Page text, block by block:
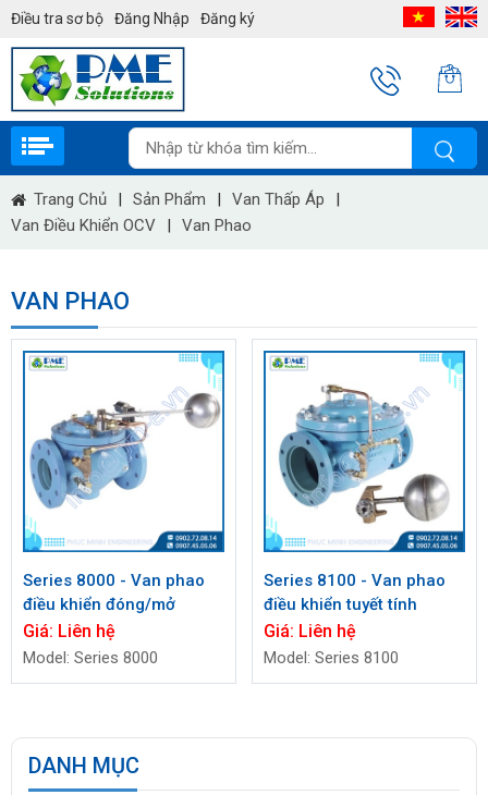
Điều tra sơ bộ Đăng Nhập Đăng ký
Trang Chủ | Sản Phẩm | Van Thấp Áp
|
Van Điều Khiển OCV
| Van Phao
VAN PHAO
Series 8000 - Van phao
điều khiển đóng/mở
Giá: Liên hệ
Model: Series 8000
Series 8100 - Van phao
điều khiển tuyết tính
Giá: Liên hệ
Model: Series 8100
DANH MỤC